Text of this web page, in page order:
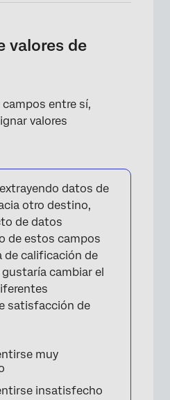
valores de
entre sí,
valores
datos de
otro destino,
de datos
de estos campos
de calificación de
cambiar el
satisfacción de
muy
insatisfecho